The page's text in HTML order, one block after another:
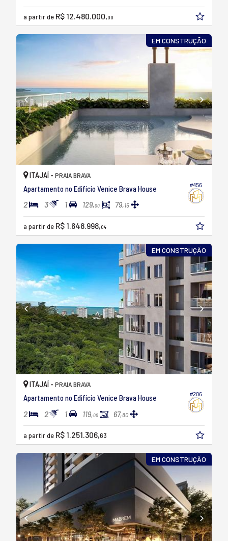
a partir de R$ 12.480.000,00
EM CONSTRUÇÃO
#456
ITAJAÍ - PRAIA BRAVA
Apartamento no Edifício Venice Brava House
2 3 1 129,00 79,15
a partir de R$ 1.648.998,04
EM CONSTRUÇÃO
#206
ITAJAÍ - PRAIA BRAVA
Apartamento no Edifício Venice Brava House
2 2 1 119,00 67,80
a partir de R$ 1.251.306,63
EM CONSTRUÇÃO